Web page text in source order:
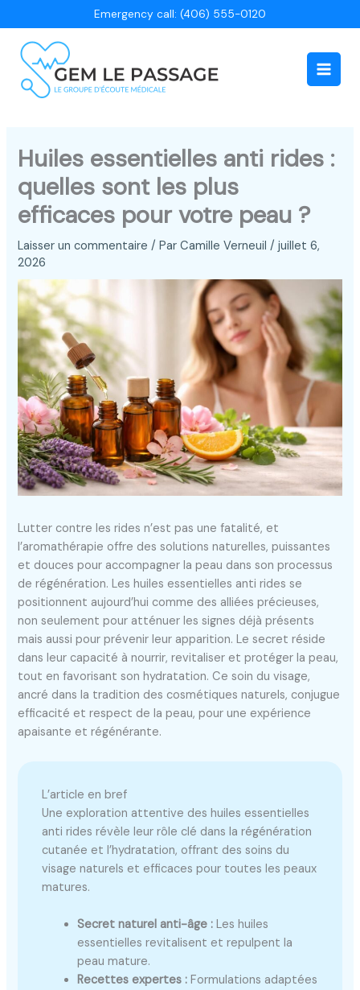
au
contenu
Emergency call: (406) 555-0120
Main
Huiles essentielles anti rides :
quelles sont les plus
efficaces pour votre peau ?
Laisser un commentaire / ParCamille Verneuil/juillet 6,
2026
Lutter contre les rides n’est pas une fatalité, et
l’aromathérapie offre des solutions naturelles, puissantes
et douces pour accompagner la peau dans son processus
de régénération. Les huiles essentielles anti rides se
positionnent aujourd’hui comme des alliées précieuses,
non seulement pour atténuer les signes déjà présents
mais aussi pour prévenir leur apparition. Le secret réside
dans leur capacité à nourrir, revitaliser et protéger la peau,
tout en favorisant son hydratation. Ce soin du visage,
ancré dans la tradition des cosmétiques naturels, conjugue
efficacité et respect de la peau, pour une expérience
apaisante et régénérante.
L’article en bref
Une exploration attentive des huiles essentielles
anti rides révèle leur rôle clé dans la régénération
cutanée et l’hydratation, offrant des soins du
visage naturels et efficaces pour toutes les peaux
matures.
Secret naturel anti-âge : Les huiles
essentielles revitalisent et repulpent la
peau mature.
Recettes expertes : Formulations adaptées